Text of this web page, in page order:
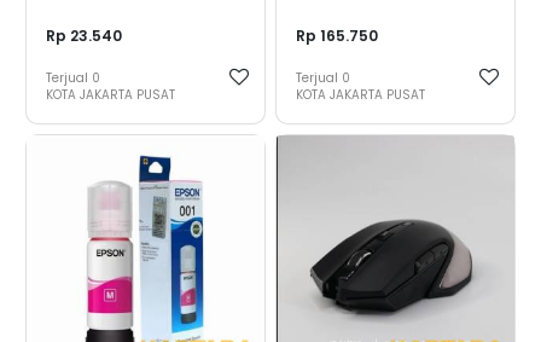
Rp 23.540
Terjual 0
KOTA JAKARTA PUSAT
Rp 165.750
Terjual 0
KOTA JAKARTA PUSAT